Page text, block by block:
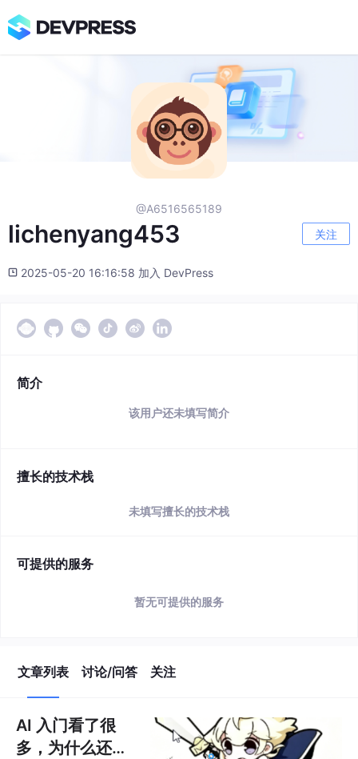
@A6516565189
lichenyang453 关注
2025-05-20 16:16:58 加入 DevPress
简介
该用户还未填写简介
擅长的技术栈
未填写擅长的技术栈
可提供的服务
暂无可提供的服务
文章列表 讨论/问答 关注
AI 入门看了很
多，为什么还是